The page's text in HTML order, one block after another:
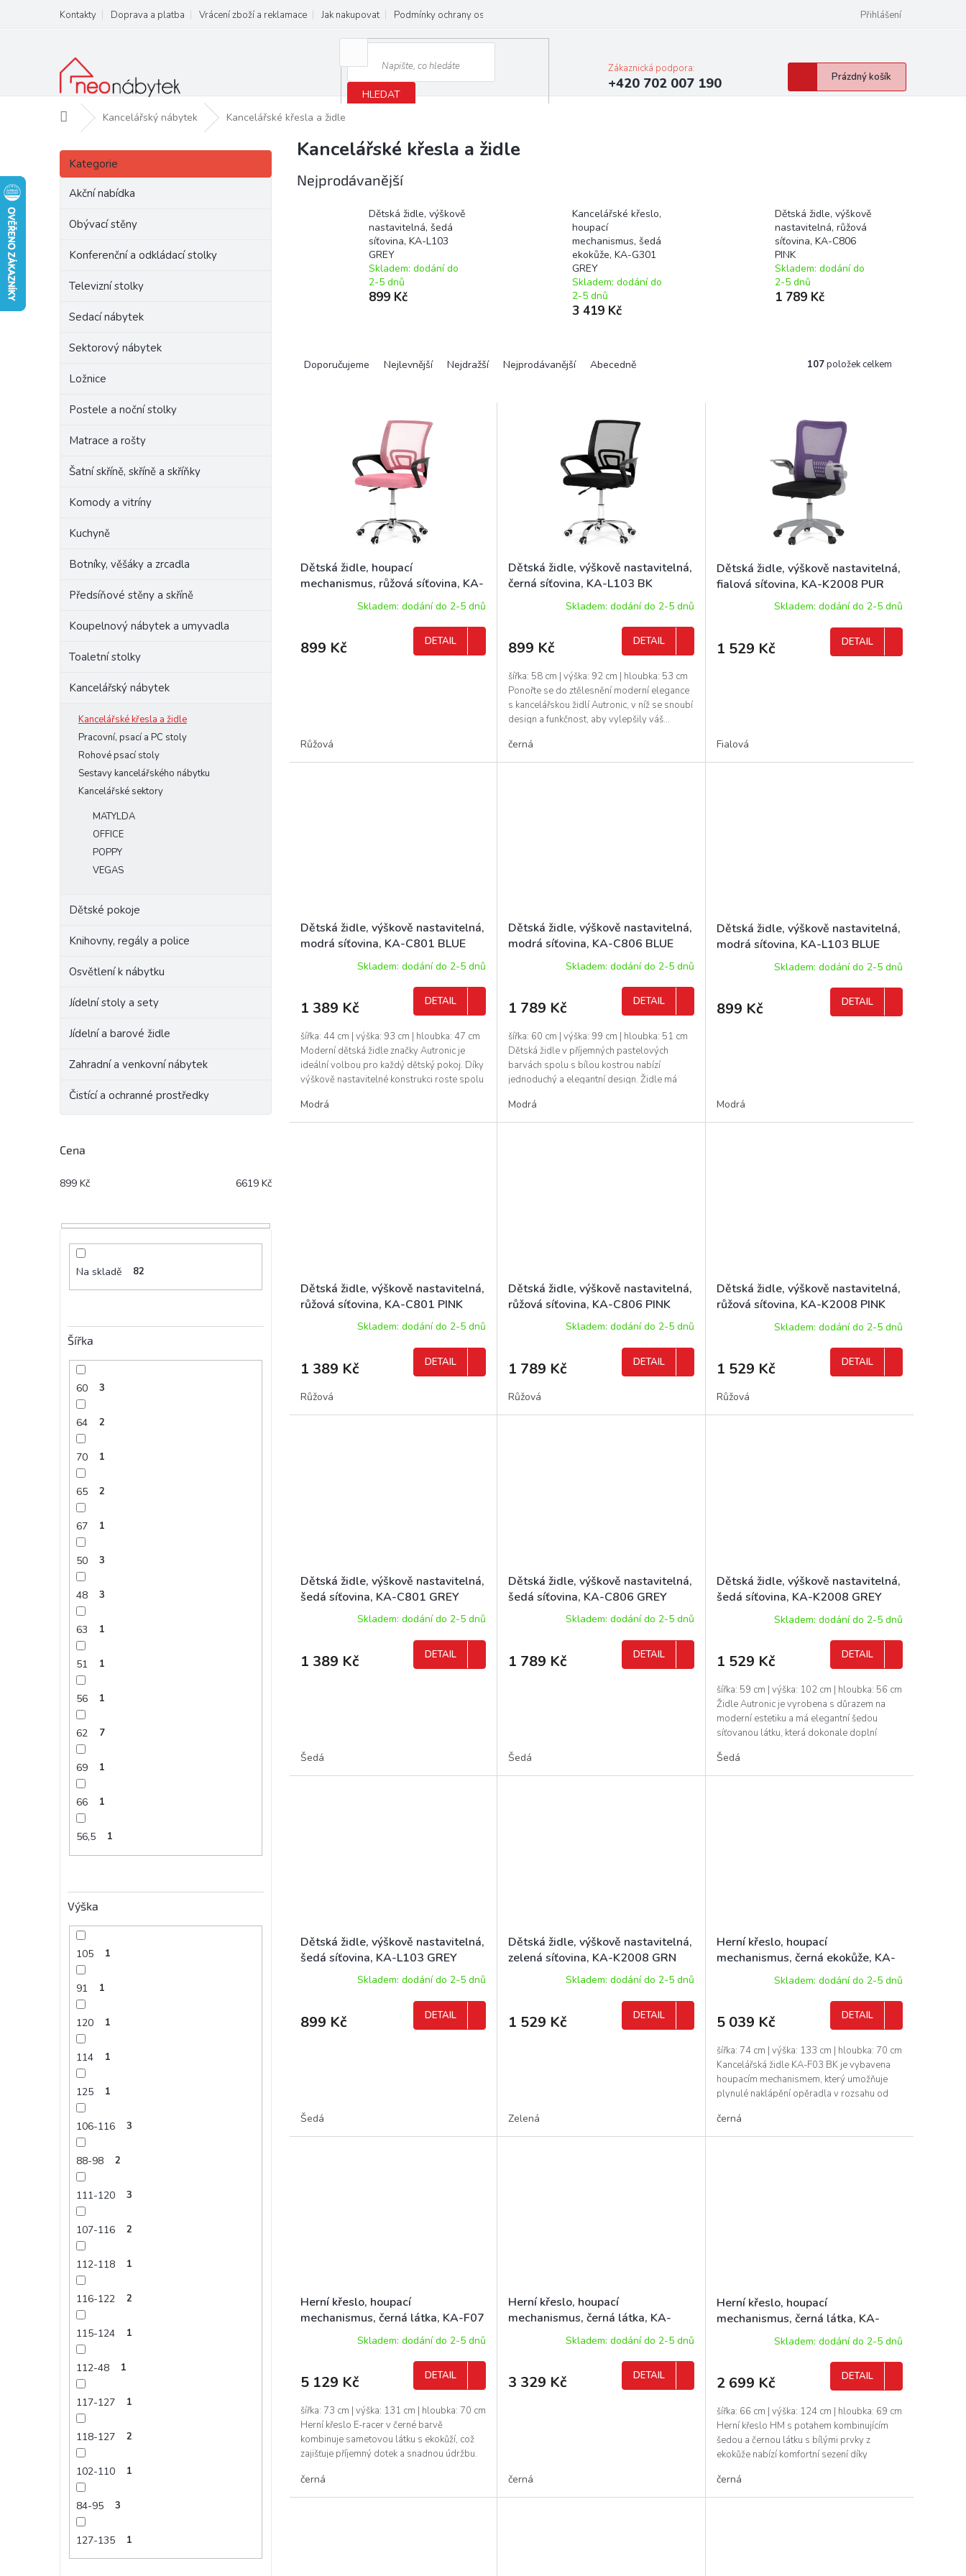
obsah
Kontakty Doprava a platba Vrácení zboží a reklamace Jak nakupovat Podmínky ochrany osobních údajů Přihlášení
HLEDAT
Zákaznická podpora:
+420 702 007 190
Nákupní
košík
Prázdný košík
Domů Kancelářský nábytek Kancelářské křesla a židle
P
s
Přeskočit
kategorie
Kategorie
Akční nabídka
Obývací stěny
Konferenční a odkládací stolky
Televizní stolky
Sedací nábytek
Sektorový nábytek
Ložnice
Postele a noční stolky
Matrace a rošty
Šatní skříně, skříně a skříňky
Komody a vitríny
Kuchyně
Botníky, věšáky a zrcadla
Předsíňové stěny a skříně
Koupelnový nábytek a umyvadla
Toaletní stolky
Kancelářský nábytek
Kancelářské křesla a židle
Pracovní, psací a PC stoly
Rohové psací stoly
Sestavy kancelářského nábytku
Kancelářské sektory
MATYLDA
OFFICE
POPPY
VEGAS
Dětské pokoje
Knihovny, regály a police
Osvětlení k nábytku
Jídelní stoly a sety
Jídelní a barové židle
Zahradní a venkovní nábytek
Čistící a ochranné prostředky
Cena
899 Kč 6619 Kč
Na skladě 82
Šířka
60 3
64 2
70 1
65 2
67 1
50 3
48 3
63 1
51 1
56 1
62 7
69 1
66 1
56,5 1
Výška
105 1
91 1
120 1
114 1
125 1
106-116 3
88-98 2
111-120 3
107-116 2
112-118 1
116-122 2
115-124 1
112-48 1
117-127 1
118-127 2
102-110 1
84-95 3
127-135 1
Kancelářské křesla a židle
Nejprodávanější
Dětská židle, výškově
nastavitelná, šedá
síťovina, KA-L103
GREY
Skladem: dodání do
2-5 dnů
899 Kč
Kancelářské křeslo,
houpací
mechanismus, šedá
ekokůže, KA-G301
GREY
Skladem: dodání do
2-5 dnů
3 419 Kč
Dětská židle, výškově
nastavitelná, růžová
síťovina, KA-C806
PINK
Skladem: dodání do
2-5 dnů
1 789 Kč
Doporučujeme Nejlevnější Nejdražší Nejprodávanější Abecedně 107položek celkem
k
t
Dětská židle, houpací
mechanismus, růžová síťovina, KA-
Skladem: dodání do 2-5 dnů
899 Kč DETAIL
Růžová
Dětská židle, výškově nastavitelná,
černá síťovina, KA-L103 BK
Skladem: dodání do 2-5 dnů
899 Kč DETAIL
šířka: 58 cm | výška: 92 cm | hloubka: 53 cm
Ponořte se do ztělesnění moderní elegance
s kancelářskou židlí Autronic, v níž se snoubí
design a funkčnost, aby vylepšily váš...
černá
Dětská židle, výškově nastavitelná,
fialová síťovina, KA-K2008 PUR
Skladem: dodání do 2-5 dnů
1 529 Kč DETAIL
Fialová
Dětská židle, výškově nastavitelná,
modrá síťovina, KA-C801 BLUE
Skladem: dodání do 2-5 dnů
1 389 Kč DETAIL
šířka: 44 cm | výška: 93 cm | hloubka: 47 cm
Moderní dětská židle značky Autronic je
ideální volbou pro každý dětský pokoj. Díky
výškově nastavitelné konstrukci roste spolu
Modrá
Dětská židle, výškově nastavitelná,
modrá síťovina, KA-C806 BLUE
Skladem: dodání do 2-5 dnů
1 789 Kč DETAIL
šířka: 60 cm | výška: 99 cm | hloubka: 51 cm
Dětská židle v příjemných pastelových
barvách spolu s bílou kostrou nabízí
jednoduchý a elegantní design. Židle má
Modrá
Dětská židle, výškově nastavitelná,
modrá síťovina, KA-L103 BLUE
Skladem: dodání do 2-5 dnů
899 Kč DETAIL
Modrá
Dětská židle, výškově nastavitelná,
růžová síťovina, KA-C801 PINK
Skladem: dodání do 2-5 dnů
1 389 Kč DETAIL
Růžová
Dětská židle, výškově nastavitelná,
růžová síťovina, KA-C806 PINK
Skladem: dodání do 2-5 dnů
1 789 Kč DETAIL
Růžová
Dětská židle, výškově nastavitelná,
růžová síťovina, KA-K2008 PINK
Skladem: dodání do 2-5 dnů
1 529 Kč DETAIL
Růžová
Dětská židle, výškově nastavitelná,
šedá síťovina, KA-C801 GREY
Skladem: dodání do 2-5 dnů
1 389 Kč DETAIL
Šedá
Dětská židle, výškově nastavitelná,
šedá síťovina, KA-C806 GREY
Skladem: dodání do 2-5 dnů
1 789 Kč DETAIL
Šedá
Dětská židle, výškově nastavitelná,
šedá síťovina, KA-K2008 GREY
Skladem: dodání do 2-5 dnů
1 529 Kč DETAIL
šířka: 59 cm | výška: 102 cm | hloubka: 56 cm
Židle Autronic je vyrobena s důrazem na
moderní estetiku a má elegantní šedou
síťovanou látku, která dokonale doplní
Šedá
Dětská židle, výškově nastavitelná,
šedá síťovina, KA-L103 GREY
Skladem: dodání do 2-5 dnů
899 Kč DETAIL
Šedá
Dětská židle, výškově nastavitelná,
zelená síťovina, KA-K2008 GRN
Skladem: dodání do 2-5 dnů
1 529 Kč DETAIL
Zelená
Herní křeslo, houpací
mechanismus, černá ekokůže, KA-
Skladem: dodání do 2-5 dnů
5 039 Kč DETAIL
šířka: 74 cm | výška: 133 cm | hloubka: 70 cm
Kancelářská židle KA-F03 BK je vybavena
houpacím mechanismem, který umožňuje
plynulé naklápění opěradla v rozsahu od
černá
Herní křeslo, houpací
mechanismus, černá látka, KA-F07
Skladem: dodání do 2-5 dnů
5 129 Kč DETAIL
šířka: 73 cm | výška: 131 cm | hloubka: 70 cm
Herní křeslo E-racer v černé barvě
kombinuje sametovou látku s ekokůží, což
zajišťuje příjemný dotek a snadnou údržbu.
černá
Herní křeslo, houpací
mechanismus, černá látka, KA-
Skladem: dodání do 2-5 dnů
3 329 Kč DETAIL
černá
Herní křeslo, houpací
mechanismus, černá látka, KA-
Y326 GREYSkladem: dodání do 2-5 dnů
2 699 Kč DETAIL
šířka: 66 cm | výška: 124 cm | hloubka: 69 cm
Herní křeslo HM s potahem kombinujícím
šedou a černou látku s bílými prvky z
ekokůže nabízí komfortní sezení díky
černá